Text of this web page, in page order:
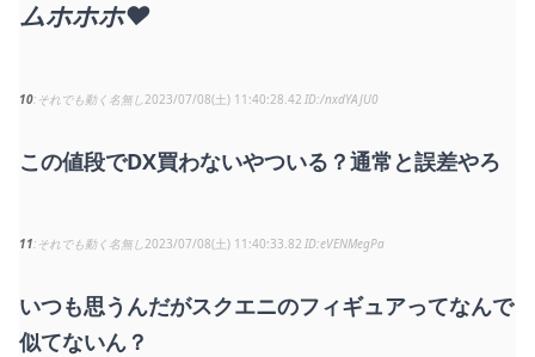
ムホホホ♥
10 それでも動く名無し 2023/07/08(土) 11:40:28.42 /nxdYAJU0
この値段でDX買わないやついる？通常と誤差やろ
11 それでも動く名無し 2023/07/08(土) 11:40:33.82 eVENMegPa
いつも思うんだがスクエニのフィギュアってなんで
似てないん？